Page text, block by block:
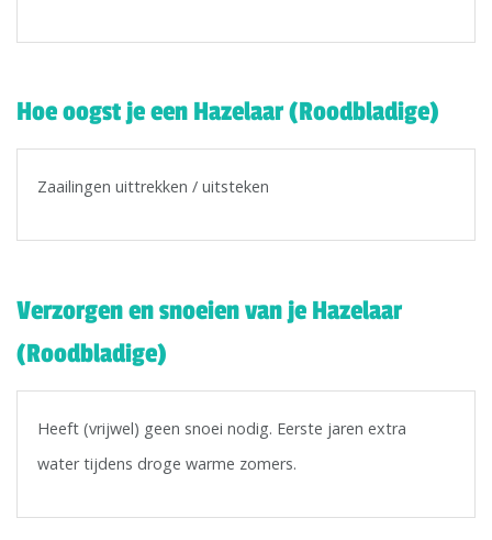
Hoe oogst je een Hazelaar (Roodbladige)
Zaailingen uittrekken / uitsteken
Verzorgen en snoeien van je Hazelaar
(Roodbladige)
Heeft (vrijwel) geen snoei nodig. Eerste jaren extra
water tijdens droge warme zomers.